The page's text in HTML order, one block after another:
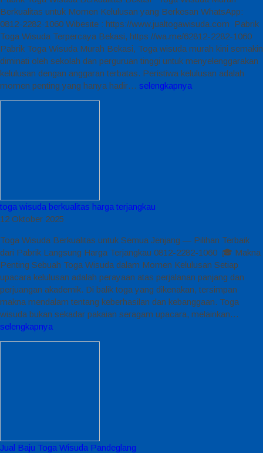
Berkualitas untuk Momen Kelulusan yang Berkesan WhatsApp:
0812-2282-1060 Wibesite : https://www.jualtogawisuda.com Pabrik
Toga Wisuda Terpercaya Bekasi, https://wa.me/62812-2282-1060
Pabrik Toga Wisuda Murah Bekasi, Toga wisuda murah kini semakin
diminati oleh sekolah dan perguruan tinggi untuk menyelenggarakan
kelulusan dengan anggaran terbatas. Peristiwa kelulusan adalah
momen penting yang hanya hadir… selengkapnya
toga wisuda berkualitas harga terjangkau
12 Oktober 2025
Toga Wisuda Berkualitas untuk Semua Jenjang — Pilihan Terbaik
dari Pabrik Langsung Harga Terjangkau 0812-2282-1060 🎓 Makna
Penting Sebuah Toga Wisuda dalam Momen Kelulusan Setiap
upacara kelulusan adalah perayaan atas perjalanan panjang dan
perjuangan akademik. Di balik toga yang dikenakan, tersimpan
makna mendalam tentang keberhasilan dan kebanggaan. Toga
wisuda bukan sekadar pakaian seragam upacara, melainkan…
selengkapnya
Jual Baju Toga Wisuda Pandeglang